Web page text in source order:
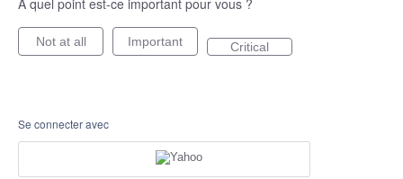
À quel point est-ce important pour vous ?
Not at all Important Critical
Se connecter avec